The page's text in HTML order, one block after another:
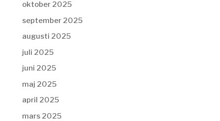
oktober 2025
september 2025
augusti 2025
juli 2025
juni 2025
maj 2025
april 2025
mars 2025